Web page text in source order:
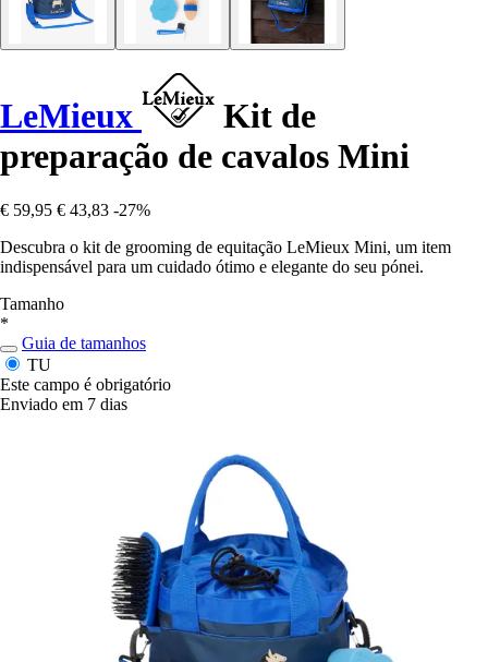
LeMieux
Kit de
preparação de cavalos Mini
€ 59,95 € 43,83 -27%
Descubra o kit de grooming de equitação LeMieux Mini, um item
indispensável para um cuidado ótimo e elegante do seu pónei.
Tamanho
*
Guia de tamanhos
TU
Este campo é obrigatório
Enviado em 7 dias